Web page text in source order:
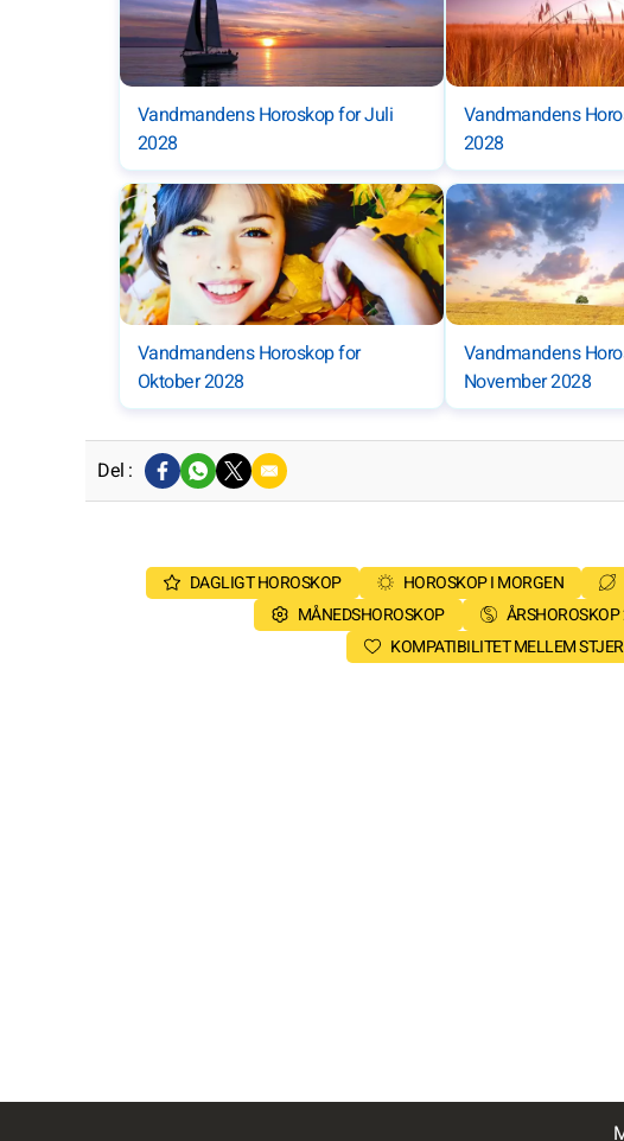
Vandmandens Horoskop for Juli
2028
Vandmandens
2028
Vandmandens Horoskop for
Oktober 2028
Vandmandens
November 2028
Del :
DAGLIGT HOROSKOP HOROSKOP I MORGEN
MÅNEDSHOROSKOP
KOMPATIBILITET MELLEM